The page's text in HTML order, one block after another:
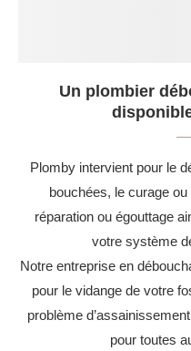
Un plombier
Plomby intervient pour le
bouchées, le curage
réparation ou égouttage
votre système
Notre entreprise en
pour le vidange de votre
problème
pour toutes